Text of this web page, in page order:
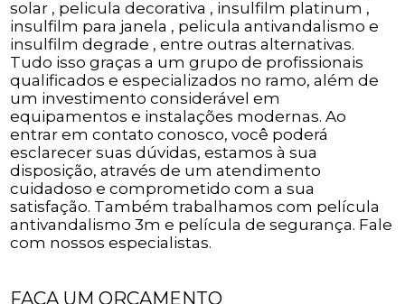
solar , pelicula decorativa , insulfilm platinum ,
insulfilm para janela , pelicula antivandalismo e
insulfilm degrade , entre outras alternativas.
Tudo isso graças a um grupo de profissionais
qualificados e especializados no ramo, além de
um investimento considerável em
equipamentos e instalações modernas. Ao
entrar em contato conosco, você poderá
esclarecer suas dúvidas, estamos à sua
disposição, através de um atendimento
cuidadoso e comprometido com a sua
satisfação. Também trabalhamos com película
antivandalismo 3m e película de segurança. Fale
com nossos especialistas.
FAÇA UM ORÇAMENTO